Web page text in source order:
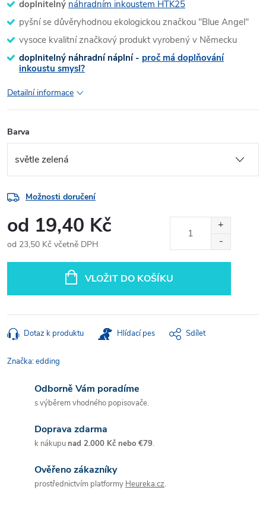
doplnitelný náhradním inkoustem HTK25
pyšní se důvěryhodnou ekologickou značkou "Blue Angel"
vysoce kvalitní značkový produkt vyrobený v Německu
doplnitelný náhradní náplní - proč má doplňování
inkoustu smysl?
Detailní informace
Barva
Možnosti doručení
od 19,40 Kč
od 23,50 Kč včetně DPH
VLOŽIT DO KOŠÍKU
Dotaz k produktu Hlídací pes Sdílet
Značka:edding
Odborně Vám poradíme
s výběrem vhodného popisovače.
Doprava zdarma
k nákupunad 2.000 Kč nebo €79.
Ověřeno zákazníky
prostřednictvím platformy Heureka.cz.